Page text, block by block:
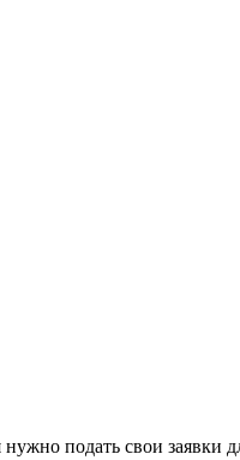
подать свои заявки